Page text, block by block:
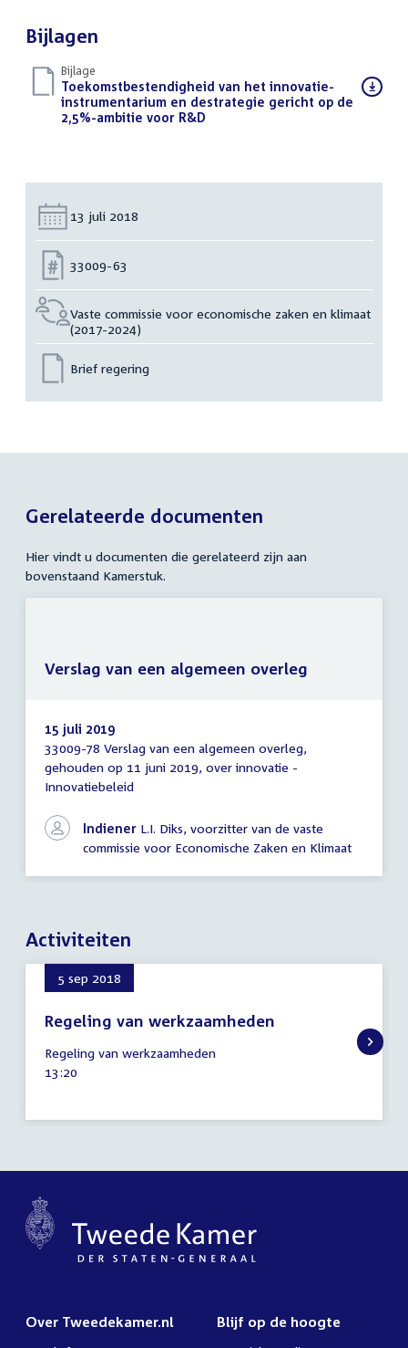
Bijlagen
Bijlage
Download
bestand:
Toekomstbestendigheid van het innovatie-
instrumentarium en destrategie gericht op de
2,5%-ambitie voor R&D
Datum:
13 juli 2018
Nummer:
33009-63
Vaste commissie voor economische zaken en klimaat
(2017-2024)
Brief regering
Gerelateerde documenten
Hier vindt u documenten die gerelateerd zijn aan
bovenstaand Kamerstuk.
Verslag
van
een
overleg
15 juli 2019
33009-78 Verslag van een algemeen overleg,
gehouden op 11 juni 2019, over innovatie -
Innovatiebeleid
Indiener L.I. Diks, voorzitter van de vaste
commissie voor Economische Zaken en Klimaat
Verslag van een algemeen overleg
Activiteiten
5 sep 2018
Regeling van werkzaamheden
september
2018
Regeling van werkzaamheden
Tijd
13:20
Over Tweedekamer.nl Blijf op de hoogte